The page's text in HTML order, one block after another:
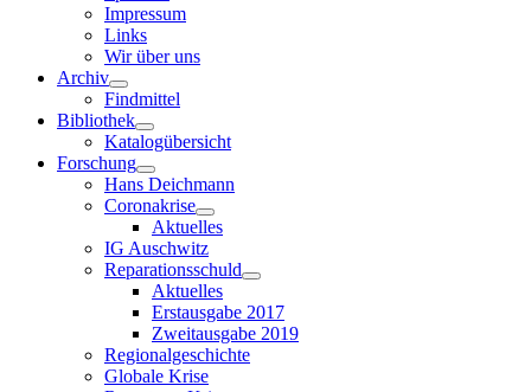
Impressum
Links
Wir über uns
Archiv
Findmittel
Bibliothek
Katalogübersicht
Forschung
Hans Deichmann
Coronakrise
Aktuelles
IG Auschwitz
Reparationsschuld
Aktuelles
Erstausgabe 2017
Zweitausgabe 2019
Regionalgeschichte
Globale Krise